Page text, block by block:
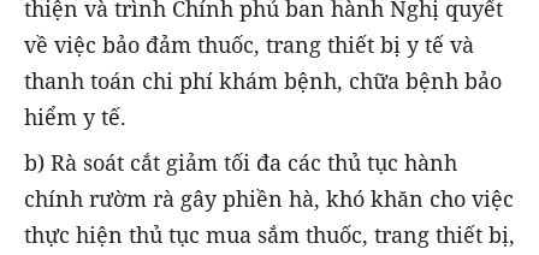
thiện và trình Chính phủ ban hành Nghị quyết
về việc bảo đảm thuốc, trang thiết bị y tế và
thanh toán chi phí khám bệnh, chữa bệnh bảo
hiểm y tế.
b) Rà soát cắt giảm tối đa các thủ tục hành
chính rườm rà gây phiền hà, khó khăn cho việc
thực hiện thủ tục mua sắm thuốc, trang thiết bị,